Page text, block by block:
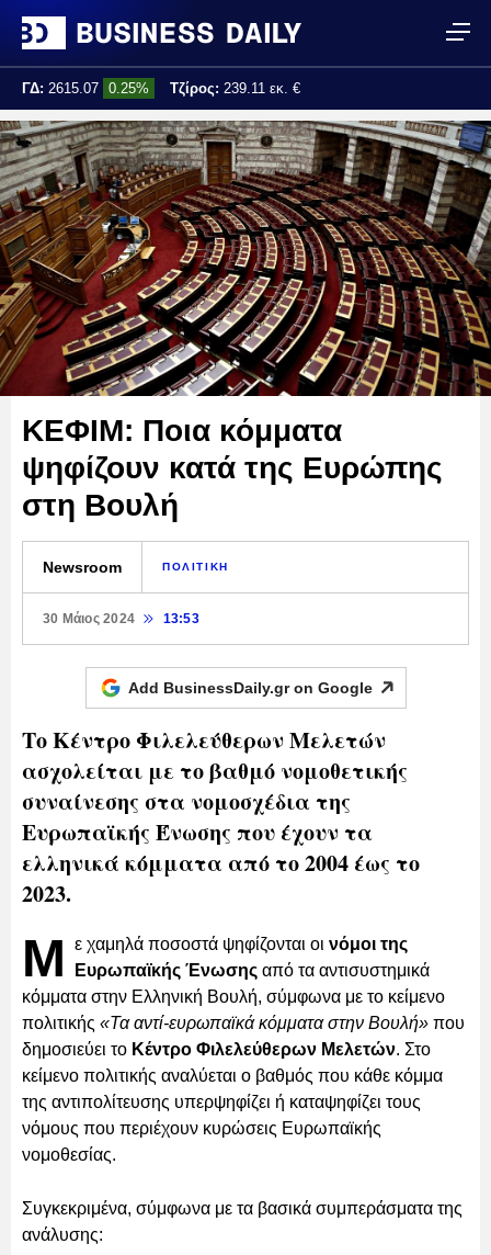
ΓΔ: 2615.07 0.25% Τζίρος: 239.11 εκ. €
Τελ. ενημέρωση: 17:25:01
ΚΕΦΙΜ: Ποια κόμματα
ψηφίζουν κατά της Ευρώπης
στη Βουλή
Newsroom ΠΟΛΙΤΙΚΗ
30 Μάιος 2024 13:53
Add BusinessDaily.gr on Google
Το Κέντρο Φιλελεύθερων Μελετών
ασχολείται με το βαθμό νομοθετικής
συναίνεσης στα νομοσχέδια της
Ευρωπαϊκής Ένωσης που έχουν τα
ελληνικά κόμματα από το 2004 έως το
2023.
Μ ε χαμηλά ποσοστά ψηφίζονται οι νόμοι της
Ευρωπαϊκής Ένωσης από τα αντισυστημικά
κόμματα στην Ελληνική Βουλή, σύμφωνα με το κείμενο
πολιτικής «Τα αντί-ευρωπαϊκά κόμματα στην Βουλή» που
δημοσιεύει το Κέντρο Φιλελεύθερων Μελετών. Στο
κείμενο πολιτικής αναλύεται ο βαθμός που κάθε κόμμα
της αντιπολίτευσης υπερψηφίζει ή καταψηφίζει τους
νόμους που περιέχουν κυρώσεις Ευρωπαϊκής
νομοθεσίας.
Συγκεκριμένα, σύμφωνα με τα βασικά συμπεράσματα της
ανάλυσης: